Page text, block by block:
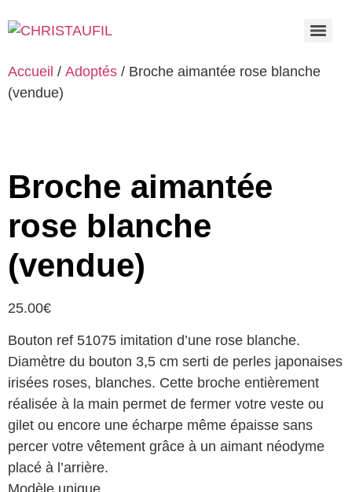
Accueil / Adoptés / Broche aimantée rose blanche
(vendue)
Broche aimantée
rose blanche
(vendue)
25.00€
Bouton ref 51075 imitation d’une rose blanche.
Diamètre du bouton 3,5 cm serti de perles japonaises
irisées roses, blanches. Cette broche entièrement
réalisée à la main permet de fermer votre veste ou
gilet ou encore une écharpe même épaisse sans
percer votre vêtement grâce à un aimant néodyme
placé à l’arrière.